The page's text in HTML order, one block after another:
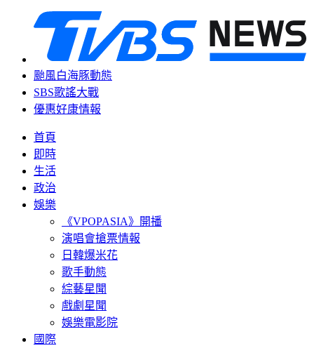
颱風白海豚動態
SBS歌謠大戰
優惠好康情報
首頁
即時
生活
政治
娛樂
《VPOPASIA》開播
演唱會搶票情報
日韓爆米花
歌手動態
綜藝星聞
戲劇星聞
娛樂電影院
國際